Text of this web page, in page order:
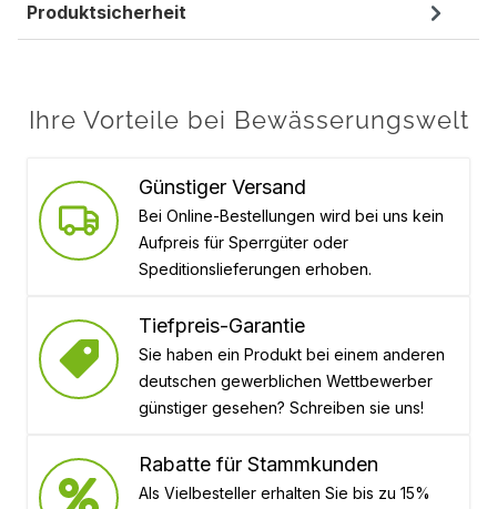
Produktsicherheit
Ihre Vorteile bei Bewässerungswelt
Günstiger Versand
Bei Online-Bestellungen wird bei uns kein
Aufpreis für Sperrgüter oder
Speditionslieferungen erhoben.
Tiefpreis-Garantie
Sie haben ein Produkt bei einem anderen
deutschen gewerblichen Wettbewerber
günstiger gesehen? Schreiben sie uns!
Rabatte für Stammkunden
Als Vielbesteller erhalten Sie bis zu 15%